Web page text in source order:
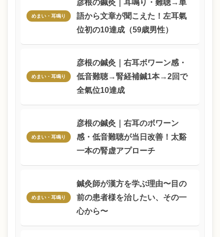
めまい・耳鳴り
彦根の鍼灸｜耳鳴り・難聴→単
語から文章が聞こえた！左耳氣
位初の10達成（59歳男性）
めまい・耳鳴り
彦根の鍼灸｜右耳ボワーン感・
低音難聴→腎経補鍼1本→2回で
全氣位10達成
めまい・耳鳴り
彦根の鍼灸｜右耳のボワーン
感・低音難聴が当日改善！太谿
一本の腎虚アプローチ
めまい・耳鳴り
鍼灸師が漢方を学ぶ理由〜目の
前の患者様を治したい、その一
心から〜